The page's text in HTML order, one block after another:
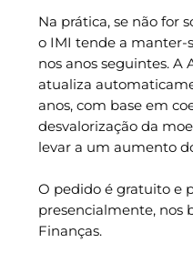
Na prática, se não for
o IMI tende a manter-
nos anos seguintes.
atualiza
anos, com base em
desvalorização da
levar a um aumento
O pedido é gratuito e
presencialmente, nos
Finanças.